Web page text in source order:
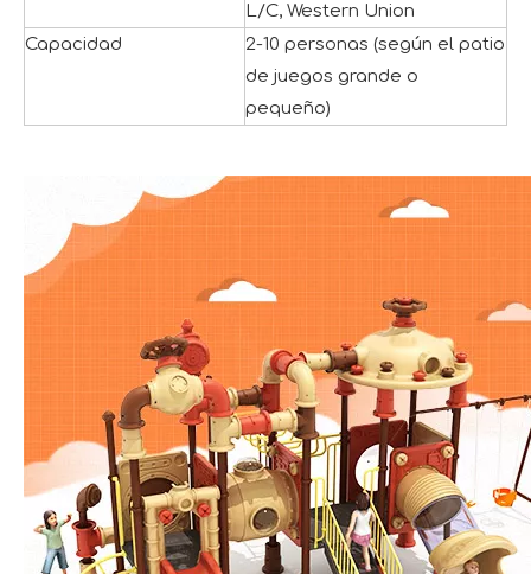
L/C, Western Union
Capacidad
2-10 personas (según el patio
de juegos grande o
pequeño)